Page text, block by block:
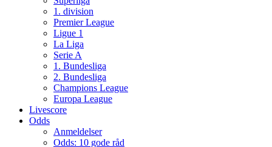
1. division
Premier League
Ligue 1
La Liga
Serie A
1. Bundesliga
2. Bundesliga
Champions League
Europa League
Livescore
Odds
Anmeldelser
Odds: 10 gode råd